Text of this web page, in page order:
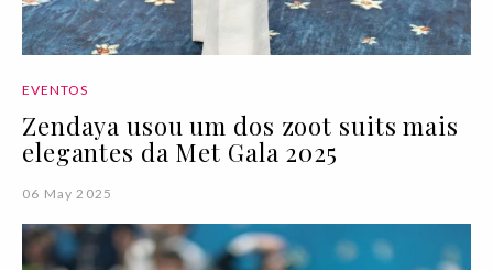
EVENTOS
Zendaya usou um dos zoot suits mais
elegantes da Met Gala 2025
06 May 2025